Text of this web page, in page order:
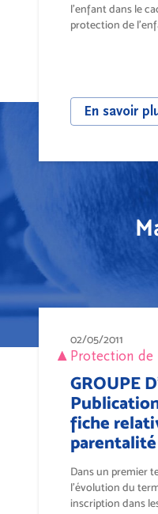
l’enfant dans le
protection de
En savoir
02/05/2011
Protection de
GROUPE
fiche
parentalité
Dans un premier
l’évolution du
inscription dans